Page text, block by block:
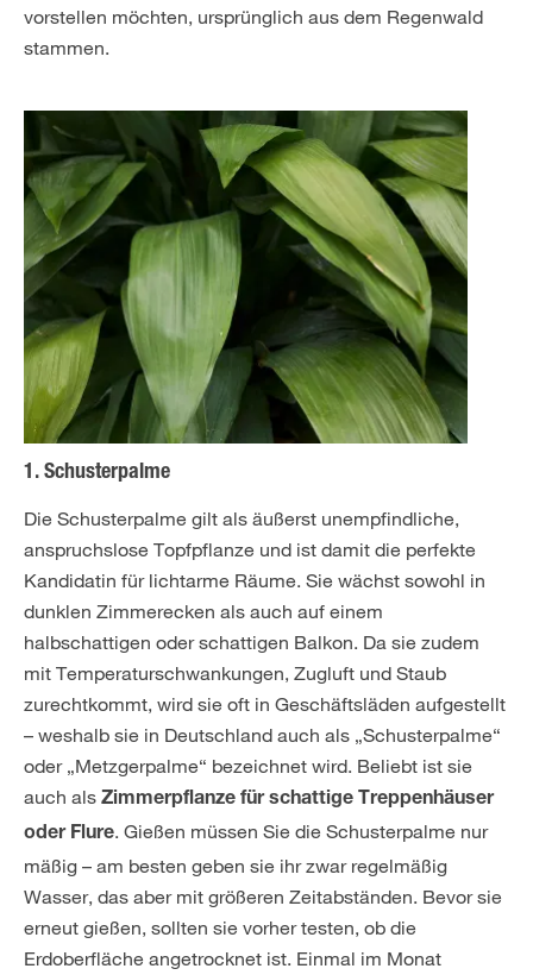
vorstellen möchten, ursprünglich aus dem Regenwald
stammen.
1. Schusterpalme
Die Schusterpalme gilt als äußerst unempfindliche,
anspruchslose Topfpflanze und ist damit die perfekte
Kandidatin für lichtarme Räume. Sie wächst sowohl in
dunklen Zimmerecken als auch auf einem
halbschattigen oder schattigen Balkon. Da sie zudem
mit Temperaturschwankungen, Zugluft und Staub
zurechtkommt, wird sie oft in Geschäftsläden aufgestellt
– weshalb sie in Deutschland auch als „Schusterpalme“
oder „Metzgerpalme“ bezeichnet wird. Beliebt ist sie
auch als Zimmerpflanze für schattige Treppenhäuser
oder Flure. Gießen müssen Sie die Schusterpalme nur
mäßig – am besten geben sie ihr zwar regelmäßig
Wasser, das aber mit größeren Zeitabständen. Bevor sie
erneut gießen, sollten sie vorher testen, ob die
Erdoberfläche angetrocknet ist. Einmal im Monat